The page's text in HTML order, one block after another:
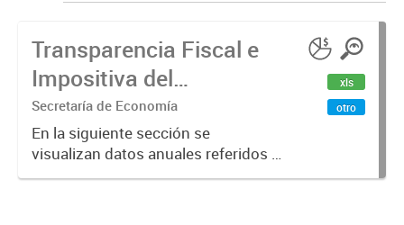
Transparencia Fiscal e
Impositiva del
Municipio. Año 2023
Secretaría de Economía
En la siguiente sección se
visualizan datos anuales referidos a
la transparencia fiscal e impositiva
xls
otro